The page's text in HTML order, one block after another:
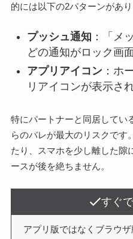
的には以下の2パターンがあり
プッシュ通知 ：「メ
どの通知がロック画
アプリアイコン：ホ
リアイコンが表示さ
特にパートナーと同居してい
らのバレが最大のリスクです
たり、スマホを少し離した隙
ースが後を絶ちません。
すぐ
アプリ版ではなくブラウ